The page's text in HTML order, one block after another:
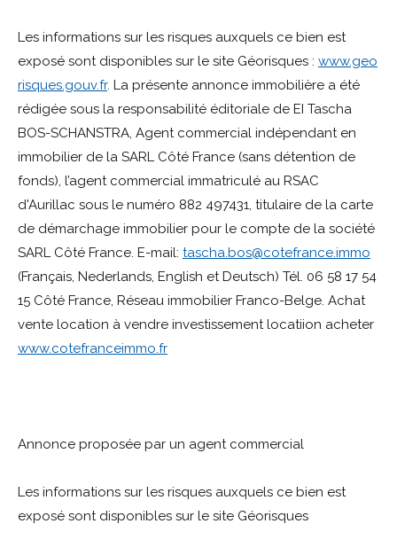
Les informations sur les risques auxquels ce bien est
exposé sont disponibles sur le site Géorisques : www.geo
risques.gouv.fr. La présente annonce immobilière a été
rédigée sous la responsabilité éditoriale de EI Tascha
BOS-SCHANSTRA, Agent commercial indépendant en
immobilier de la SARL Côté France (sans détention de
fonds), l’agent commercial immatriculé au RSAC
d'Aurillac sous le numéro 882 497431, titulaire de la carte
de démarchage immobilier pour le compte de la société
SARL Côté France. E-mail: tascha.bos@cotefrance.immo
(Français, Nederlands, English et Deutsch) Tél. 06 58 17 54
15 Côté France, Réseau immobilier Franco-Belge. Achat
vente location à vendre investissement locatiion acheter
www.cotefranceimmo.fr
Annonce proposée par un agent commercial
Les informations sur les risques auxquels ce bien est
exposé sont disponibles sur le site Géorisques